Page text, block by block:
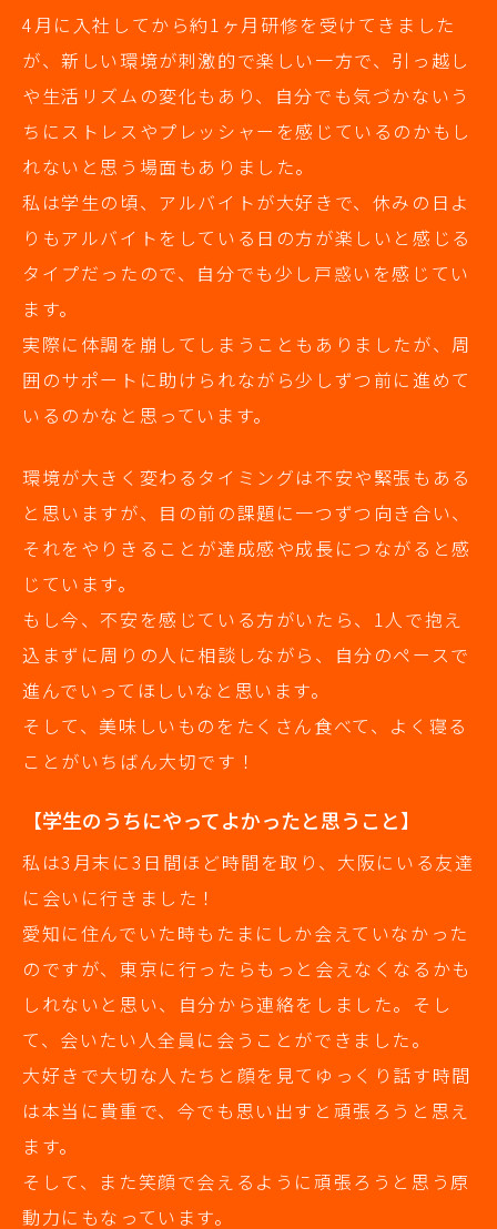
4月に入社してから約1ヶ月研修を受けてきました
が、新しい環境が刺激的で楽しい一方で、引っ越し
や生活リズムの変化もあり、自分でも気づかないう
ちにストレスやプレッシャーを感じているのかもし
れないと思う場面もありました。
私は学生の頃、アルバイトが大好きで、休みの日よ
りもアルバイトをしている日の方が楽しいと感じる
タイプだったので、自分でも少し戸惑いを感じてい
ます。
実際に体調を崩してしまうこともありましたが、周
囲のサポートに助けられながら少しずつ前に進めて
いるのかなと思っています。
環境が大きく変わるタイミングは不安や緊張もある
と思いますが、目の前の課題に一つずつ向き合い、
それをやりきることが達成感や成長につながると感
じています。
もし今、不安を感じている方がいたら、1人で抱え
込まずに周りの人に相談しながら、自分のペースで
進んでいってほしいなと思います。
そして、美味しいものをたくさん食べて、よく寝る
ことがいちばん大切です！
【学生のうちにやってよかったと思うこと】
私は3月末に3日間ほど時間を取り、大阪にいる友達
に会いに行きました！
愛知に住んでいた時もたまにしか会えていなかった
のですが、東京に行ったらもっと会えなくなるかも
しれないと思い、自分から連絡をしました。そし
て、会いたい人全員に会うことができました。
大好きで大切な人たちと顔を見てゆっくり話す時間
は本当に貴重で、今でも思い出すと頑張ろうと思え
ます。
そして、また笑顔で会えるように頑張ろうと思う原
動力にもなっています。